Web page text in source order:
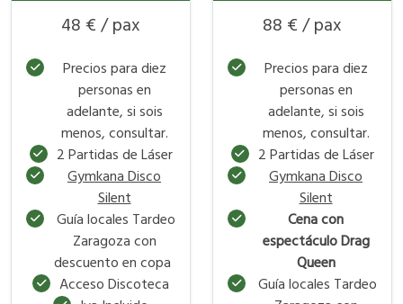
48 € / pax
Precios para diez
personas en
adelante, si sois
menos, consultar.
2 Partidas de Láser
Gymkana Disco
Silent
Guía locales Tardeo
Zaragoza con
descuento en copa
Acceso Discoteca
88 € / pax
Precios para diez
personas en
adelante, si sois
menos, consultar.
2 Partidas de Láser
Gymkana Disco
Silent
Cena con
espectáculo Drag
Queen
Guía locales Tardeo